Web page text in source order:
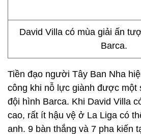
David Villa có mùa giải ấn
Barca.
Tiền đạo người Tây Ban Nha
công khi nỗ lực giành được một
đội hình Barca. Khi David Villa
cao, rất ít hậu vệ ở La Liga có
anh. 9 bàn thắng và 7 pha kiến